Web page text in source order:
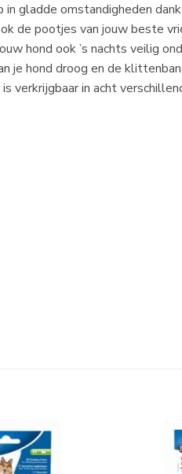
gladde omstandigheden
de pootjes van jouw beste
hond ook ’s nachts veilig
je hond droog en de
verkrijgbaar in acht